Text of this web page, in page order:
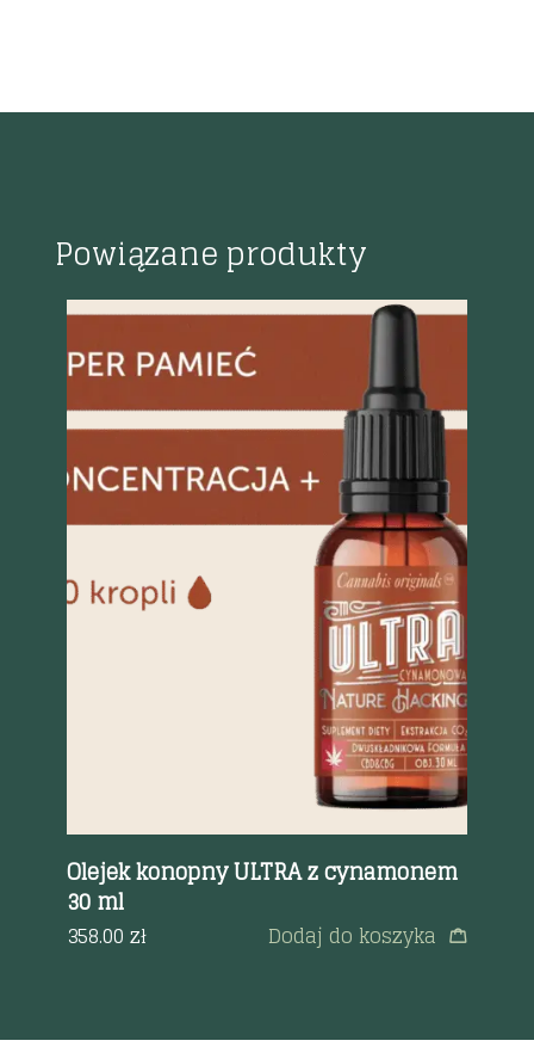
Powiązane produkty
Olejek konopny ULTRA z cynamonem
30 ml
358.00zł Dodaj do koszyka